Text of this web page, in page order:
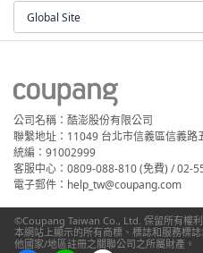
Global Site
公司名稱：酷澎股份有限公司
聯繫地址：11049 台北市信義區信義路
統編：91002999
客服中心：0809-088-810 (免費) / 02-
電子郵件：help_tw@coupang.com
©Coupang Taiwan Co., Ltd. 保留所有權利
本網站上顯示的所有商標、標誌和服務標
他國家/地區註冊之關聯公司之所屬財產。